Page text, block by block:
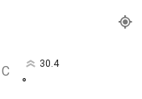
C 30.4
°